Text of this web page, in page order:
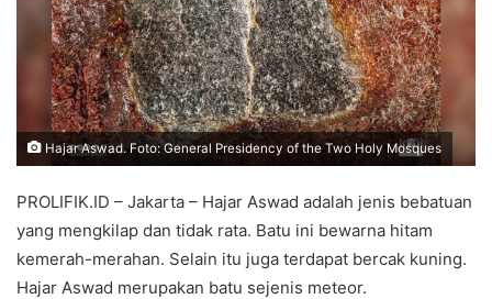
Hajar Aswad. Foto: General Presidency of the Two Holy Mosques
PROLIFIK.ID – Jakarta – Hajar Aswad adalah jenis bebatuan
yang mengkilap dan tidak rata. Batu ini bewarna hitam
kemerah-merahan. Selain itu juga terdapat bercak kuning.
Hajar Aswad merupakan batu sejenis meteor.